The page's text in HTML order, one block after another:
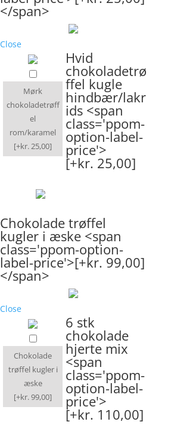
</span>
Close
Mørk
chokoladetrøff
el
rom/karamel
[+kr. 25,00]
Hvid
chokoladetrø
ffel kugle
hindbær/lakr
ids <span
class='ppom-
option-label-
price'>
[+kr. 25,00]
Chokolade trøffel
kugler i æske <span
class='ppom-option-
label-price'>[+kr. 99,00]
</span>
Close
Chokolade
trøffel kugler i
æske
[+kr. 99,00]
6 stk
chokolade
hjerte mix
<span
class='ppom-
option-label-
price'>
[+kr. 110,00]